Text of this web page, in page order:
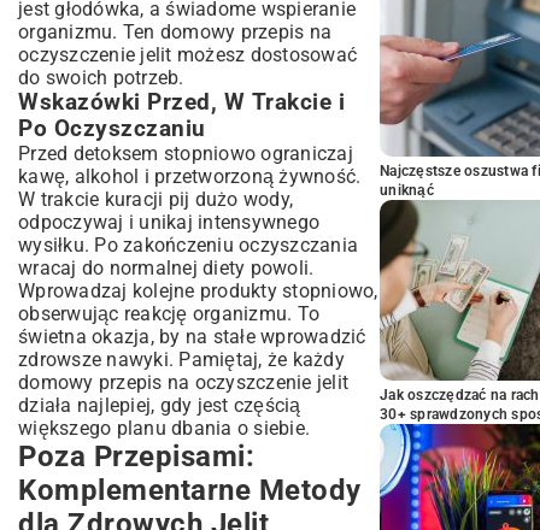
jest głodówka, a świadome wspieranie
organizmu. Ten domowy przepis na
oczyszczenie jelit możesz dostosować
do swoich potrzeb.
Wskazówki Przed, W Trakcie i
Po Oczyszczaniu
Przed detoksem stopniowo ograniczaj
kawę, alkohol i przetworzoną żywność.
W trakcie kuracji pij dużo wody,
odpoczywaj i unikaj intensywnego
wysiłku. Po zakończeniu oczyszczania
wracaj do normalnej diety powoli.
Wprowadzaj kolejne produkty stopniowo,
obserwując reakcję organizmu. To
świetna okazja, by na stałe wprowadzić
zdrowsze nawyki. Pamiętaj, że każdy
domowy przepis na oczyszczenie jelit
działa najlepiej, gdy jest częścią
większego planu dbania o siebie.
Poza Przepisami:
Komplementarne Metody
Najczęstsze oszustwa
uniknąć
Jak oszczędzać na
30+ sprawdzonych